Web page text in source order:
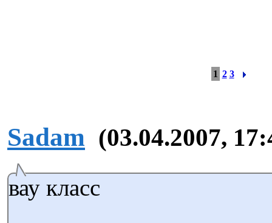
1 2 3
Sadam (03.04.2007,
вау класс